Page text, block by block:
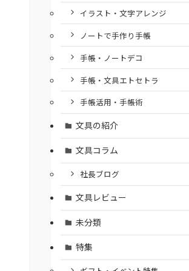
イラスト・文字アレンジ
ノートで手作り手帳
手帳・ノートデコ
手帳・文具エトセトラ
手帳活用・手帳術
文具の紹介
文具コラム
社長ブログ
文具レビュー
未分類
特集